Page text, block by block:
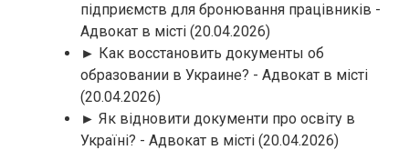
підприємств для бронювання працівників -
Адвокат в місті (20.04.2026)
► Как восстановить документы об
образовании в Украине? - Адвокат в місті
(20.04.2026)
► Як відновити документи про освіту в
Україні? - Адвокат в місті (20.04.2026)